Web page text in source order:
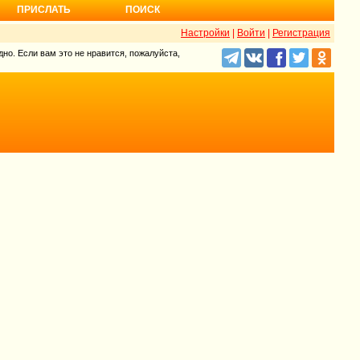
ПРИСЛАТЬ ПОИСК
Настройки Войти Регистрация
Если вам это не нравится, пожалуйста,